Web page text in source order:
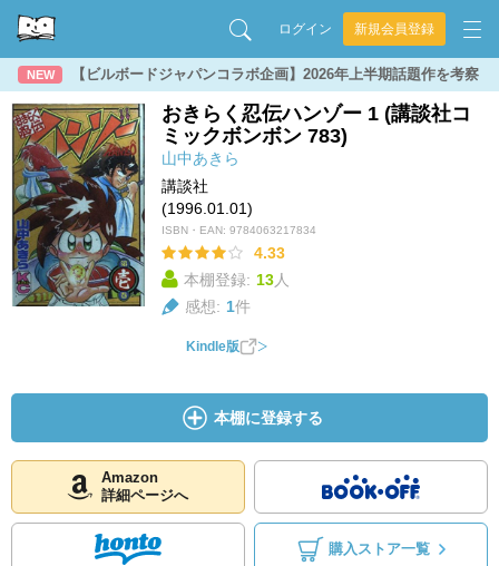
ログイン 新規会員登録
NEW 【ビルボードジャパンコラボ企画】2026年上半期話題作を考察
おきらく忍伝ハンゾー 1 (講談社コ
ミックボンボン 783)
山中あきら
講談社
(1996.01.01)
ISBN・EAN: 9784063217834
4.33
本棚登録: 13人
感想: 1件
Kindle版
本棚に登録する
Amazon
詳細ページへ
購入ストア一覧